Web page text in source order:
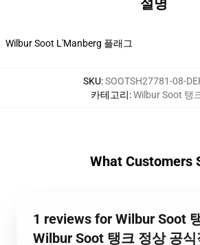
설명
Wilbur Soot L'Manberg 플래그
SKU:SOOTSH27781-08-
카테고리:Wilbur Soot 탱
What Customers
1 reviews for Wilbur Soot
Wilbur Soot 탱크 정상 공